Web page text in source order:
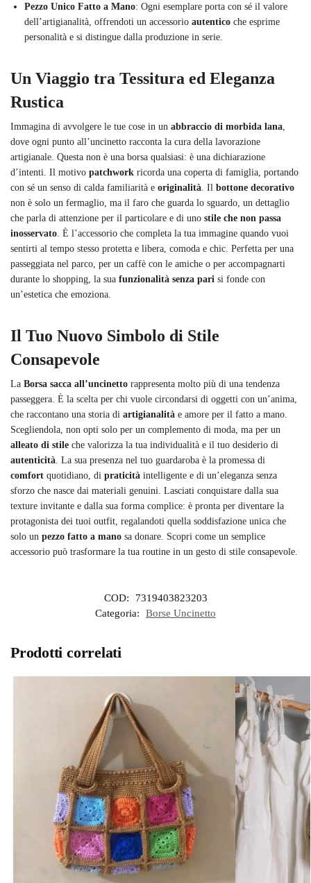
Pezzo Unico Fatto a Mano: Ogni esemplare porta con sé il valore
dell’artigianalità, offrendoti un accessorio autentico che esprime
personalità e si distingue dalla produzione in serie.
Un Viaggio tra Tessitura ed Eleganza
Rustica
Immagina di avvolgere le tue cose in un abbraccio di morbida lana,
dove ogni punto all’uncinetto racconta la cura della lavorazione
artigianale. Questa non è una borsa qualsiasi: è una dichiarazione
d’intenti. Il motivo patchwork ricorda una coperta di famiglia, portando
con sé un senso di calda familiarità e originalità. Il bottone decorativo
non è solo un fermaglio, ma il faro che guarda lo sguardo, un dettaglio
che parla di attenzione per il particolare e di uno stile che non passa
inosservato. È l’accessorio che completa la tua immagine quando vuoi
sentirti al tempo stesso protetta e libera, comoda e chic. Perfetta per una
passeggiata nel parco, per un caffè con le amiche o per accompagnarti
durante lo shopping, la sua funzionalità senza pari si fonde con
un’estetica che emoziona.
Il Tuo Nuovo Simbolo di Stile
Consapevole
La Borsa sacca all’uncinetto rappresenta molto più di una tendenza
passeggera. È la scelta per chi vuole circondarsi di oggetti con un’anima,
che raccontano una storia di artigianalità e amore per il fatto a mano.
Scegliendola, non opti solo per un complemento di moda, ma per un
alleato di stile che valorizza la tua individualità e il tuo desiderio di
autenticità. La sua presenza nel tuo guardaroba è la promessa di
comfort quotidiano, di praticità intelligente e di un’eleganza senza
sforzo che nasce dai materiali genuini. Lasciati conquistare dalla sua
texture invitante e dalla sua forma complice: è pronta per diventare la
protagonista dei tuoi outfit, regalandoti quella soddisfazione unica che
solo un pezzo fatto a mano sa donare. Scopri come un semplice
accessorio può trasformare la tua routine in un gesto di stile consapevole.
COD:
7319403823203
Categoria:
Borse Uncinetto
Prodotti correlati